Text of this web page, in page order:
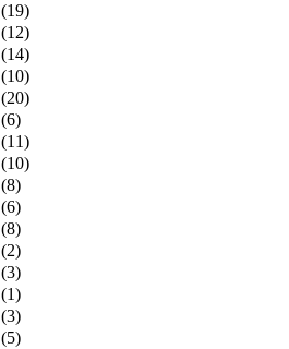
(19)
(12)
(14)
(10)
(20)
(6)
(11)
(10)
(8)
(6)
(8)
(2)
(3)
(1)
(3)
(5)